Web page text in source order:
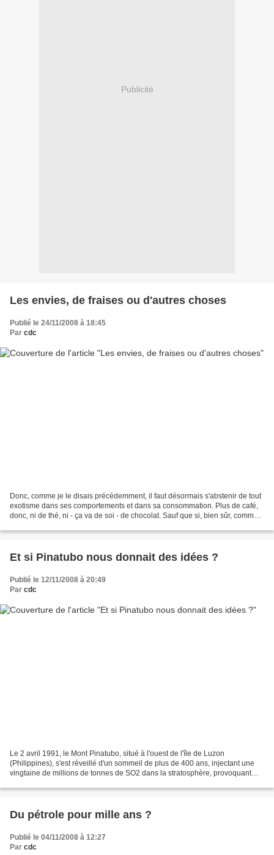
Publicité
Les envies, de fraises ou d'autres choses
Publié le 24/11/2008 à 18:45
Par cdc
Donc, comme je le disais précédemment, il faut désormais s'abstenir de tout
exotisme dans ses comportements et dans sa consommation. Plus de café,
donc, ni de thé, ni - ça va de soi - de chocolat. Sauf que si, bien sûr, comme
Et si Pinatubo nous donnait des idées ?
Publié le 12/11/2008 à 20:49
Par cdc
Le 2 avril 1991, le Mont Pinatubo, situé à l'ouest de l'île de Luzon
(Philippines), s'est réveillé d'un sommeil de plus de 400 ans, injectant une
vingtaine de millions de tonnes de SO2 dans la stratosphère, provoquant
Du pétrole pour mille ans ?
Publié le 04/11/2008 à 12:27
Par cdc